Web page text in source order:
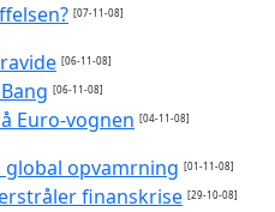
[07-11-08]
[06-11-08]
[06-11-08]
Euro-vognen [04-11-08]
global opvamrning [01-11-08]
finanskrise [29-10-08]